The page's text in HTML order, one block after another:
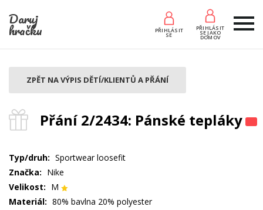
Daruj
hračku PŘIHLÁSIT
SE
PŘIHLÁSIT
SE JAKO
DOMOV
Přání 2/2434: Pánské tepláky
ZPĚT NA VÝPIS DĚTÍ/KLIENTŮ A PŘÁNÍ
Typ/druh: Sportwear loosefit
Značka: Nike
Velikost: M
Materiál: 80% bavlna 20% polyester